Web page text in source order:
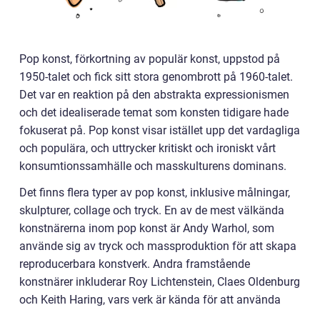
Pop konst, förkortning av populär konst, uppstod på
1950-talet och fick sitt stora genombrott på 1960-talet.
Det var en reaktion på den abstrakta expressionismen
och det idealiserade temat som konsten tidigare hade
fokuserat på. Pop konst visar istället upp det vardagliga
och populära, och uttrycker kritiskt och ironiskt vårt
konsumtionssamhälle och masskulturens dominans.
Det finns flera typer av pop konst, inklusive målningar,
skulpturer, collage och tryck. En av de mest välkända
konstnärerna inom pop konst är Andy Warhol, som
använde sig av tryck och massproduktion för att skapa
reproducerbara konstverk. Andra framstående
konstnärer inkluderar Roy Lichtenstein, Claes Oldenburg
och Keith Haring, vars verk är kända för att använda